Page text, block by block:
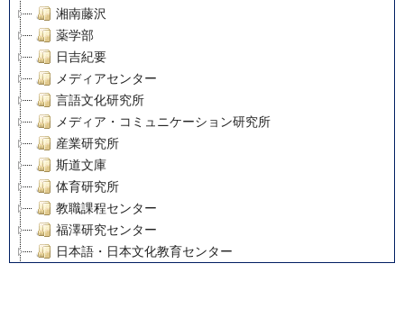
湘南藤沢
薬学部
日吉紀要
メディアセンター
言語文化研究所
メディア・コミュニケーション研究所
産業研究所
斯道文庫
体育研究所
教職課程センター
福澤研究センター
日本語・日本文化教育センター